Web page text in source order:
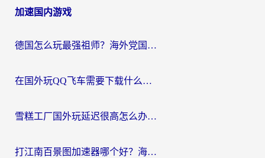
加速国内游戏
德国怎么玩最强祖师？海外党国服游戏加速器选择全攻略（附宝可梦Online实测）
在国外玩QQ飞车需要下载什么加速器呢？海外党亲测有效的国服游戏加速指南
雪糕工厂国外玩延迟很高怎么办？海外玩家国服游戏加速终极攻略（附实测推荐）
打江南百景图加速器哪个好？海外党踩坑N次后，终于找到不卡的秘诀